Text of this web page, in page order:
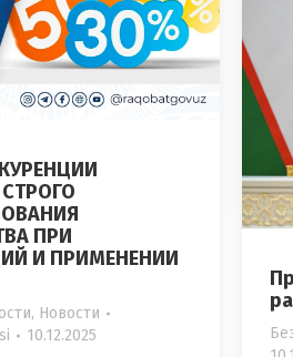
ПРИ
И ПРИМЕНЕНИИ
, Новости
10.12.2025